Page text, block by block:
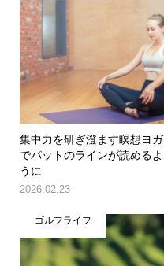
集中力を研ぎ澄ます瞑想ヨガ
でパットのラインが読めるよ
うに
2026.02.23
ゴルフライフ